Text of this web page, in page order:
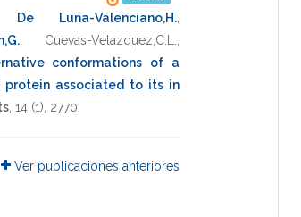
De Luna-Valenciano,H.
Cuevas-Velazquez,C.L.
conformations of a
protein associated to its in
14 (1), 2770
Ver publicaciones anteriores